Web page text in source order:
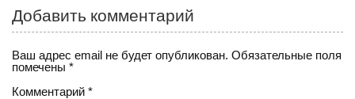
ss
ni
ki
Добавить комментарий
Ваш адрес email не будет опубликован. Обязательные поля
помечены*
Комментарий*